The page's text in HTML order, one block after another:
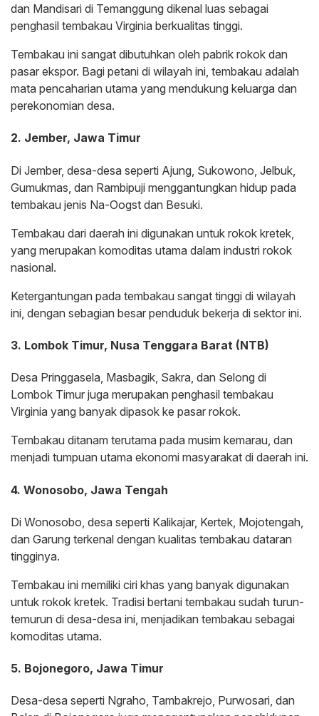
dan Mandisari di Temanggung dikenal luas sebagai
penghasil tembakau Virginia berkualitas tinggi.
Tembakau ini sangat dibutuhkan oleh pabrik rokok dan
pasar ekspor. Bagi petani di wilayah ini, tembakau adalah
mata pencaharian utama yang mendukung keluarga dan
perekonomian desa.
2. Jember, Jawa Timur
Di Jember, desa-desa seperti Ajung, Sukowono, Jelbuk,
Gumukmas, dan Rambipuji menggantungkan hidup pada
tembakau jenis Na-Oogst dan Besuki.
Tembakau dari daerah ini digunakan untuk rokok kretek,
yang merupakan komoditas utama dalam industri rokok
nasional.
Ketergantungan pada tembakau sangat tinggi di wilayah
ini, dengan sebagian besar penduduk bekerja di sektor ini.
3. Lombok Timur, Nusa Tenggara Barat (NTB)
Desa Pringgasela, Masbagik, Sakra, dan Selong di
Lombok Timur juga merupakan penghasil tembakau
Virginia yang banyak dipasok ke pasar rokok.
Tembakau ditanam terutama pada musim kemarau, dan
menjadi tumpuan utama ekonomi masyarakat di daerah ini.
4. Wonosobo, Jawa Tengah
Di Wonosobo, desa seperti Kalikajar, Kertek, Mojotengah,
dan Garung terkenal dengan kualitas tembakau dataran
tingginya.
Tembakau ini memiliki ciri khas yang banyak digunakan
untuk rokok kretek. Tradisi bertani tembakau sudah turun-
temurun di desa-desa ini, menjadikan tembakau sebagai
komoditas utama.
5. Bojonegoro, Jawa Timur
Desa-desa seperti Ngraho, Tambakrejo, Purwosari, dan